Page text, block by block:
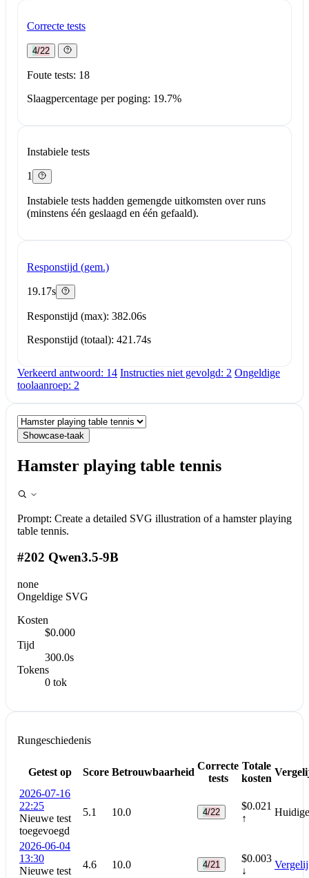
Correcte tests
4/22
Foute tests: 18
Slaagpercentage per poging: 19.7%
Instabiele tests
1
Instabiele tests hadden gemengde uitkomsten over runs
(minstens één geslaagd en één gefaald).
Responstijd (gem.)
19.17s
Responstijd (max): 382.06s
Responstijd (totaal): 421.74s
Verkeerd antwoord: 14 Instructies niet gevolgd: 2 Ongeldige
toolaanroep: 2
Showcase-taak
Hamster playing table tennis
Prompt: Create a detailed SVG illustration of a hamster playing
table tennis.
#202 Qwen3.5-9B
none
Ongeldige SVG
Kosten
$0.000
Tijd
300.0s
Tokens
0 tok
Rungeschiedenis
Getest op Score Betrouwbaarheid
Correcte
tests
Totale
kosten
2026-07-16
22:25
Nieuwe test
toegevoegd
5.1 10.0 4/22
$0.021
↑
2026-06-04
13:30
Nieuwe test
4.6 10.0 4/21
$0.003
↓